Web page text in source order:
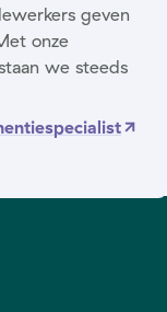
geven
onze
we steeds